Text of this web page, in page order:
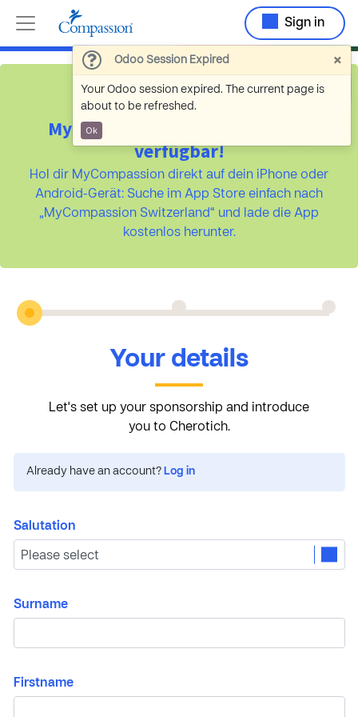
Odoo Session Expired ×
Your Odoo session expired. The current page is
about to be refreshed.
Ok
Sign in
MyCompassion ist jetzt als App
verfügbar!
Hol dir MyCompassion direkt auf dein iPhone oder
Android-Gerät: Suche im App Store einfach nach
„MyCompassion Switzerland“ und lade die App
kostenlos herunter.
Your details
Let's set up your sponsorship and introduce
you to Cherotich.
Already have an account? Log in
Salutation
Surname
Firstname